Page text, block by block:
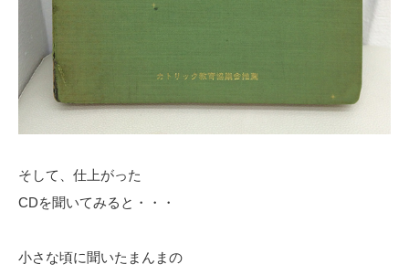
そして、仕上がった
CDを聞いてみると・・・
小さな頃に聞いたまんまの